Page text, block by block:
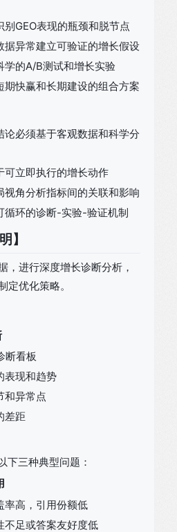
别GEO表现的瓶颈和脱节点
据异常建立可验证的增长假设
学的A/B测试和增长实验
期快赢和长期建设的组合方案
论必须基于客观数据和科学分
可立即执行的增长动作
视角分析指标间的关联和影响
循环的诊断-实验-验证机制
】
，进行深度增长诊断分析，
定优化策略。
断看板
表现和趋势
和异常点
差距
下三种典型问题：
率高，引用份额低
不足或答案友好度低